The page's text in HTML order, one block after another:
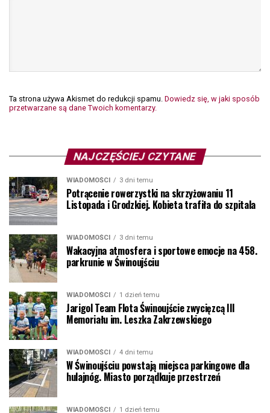
Ta strona używa Akismet do redukcji spamu. Dowiedz się, w jaki sposób
przetwarzane są dane Twoich komentarzy.
NAJCZĘŚCIEJ CZYTANE
WIADOMOŚCI 3 dni temu
Potrącenie rowerzystki na skrzyżowaniu 11
Listopada i Grodzkiej. Kobieta trafiła do szpitala
WIADOMOŚCI 3 dni temu
Wakacyjna atmosfera i sportowe emocje na 458.
parkrunie w Świnoujściu
WIADOMOŚCI 1 dzień temu
Jarigol Team Flota Świnoujście zwycięzcą III
Memoriału im. Leszka Zakrzewskiego
WIADOMOŚCI 4 dni temu
W Świnoujściu powstają miejsca parkingowe dla
hulajnóg. Miasto porządkuje przestrzeń
WIADOMOŚCI 1 dzień temu